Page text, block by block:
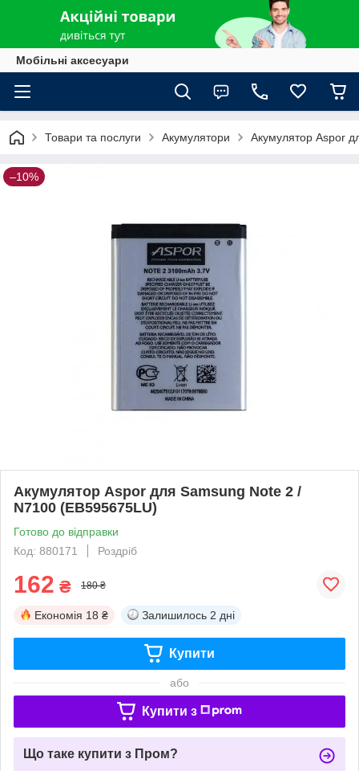
Мобільні аксесуари
Товари та послуги Акумулятори Акумулятор Aspor
–10%
Акумулятор Aspor для Samsung Note 2 /
N7100 (EB595675LU)
Готово до відправки
Код: 880171
Роздріб
162 ₴ 180 ₴
Економія 18 ₴ Залишилось 2 дні
Купити
або
Купити з
Що таке купити з Пром?